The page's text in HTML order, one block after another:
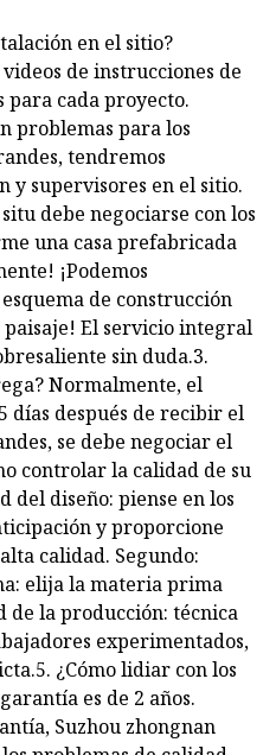
en el sitio?
de instrucciones de
cada proyecto.
problemas para los
tendremos
y supervisores en el sitio.
debe negociarse con los
una casa prefabricada
¡Podemos
de construcción
El servicio integral
sin duda.3.
Normalmente, el
días después de recibir el
se debe negociar el
controlar la calidad de su
del diseño: piense en los
y proporcione
calidad. Segundo:
elija la materia prima
de la producción: técnica
experimentados,
¿Cómo lidiar con los
es de 2 años.
Suzhou zhongnan